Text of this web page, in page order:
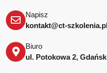
Napisz
kontakt@ct-szkolenia.pl
Biuro
ul. Potokowa 2, Gdańsk